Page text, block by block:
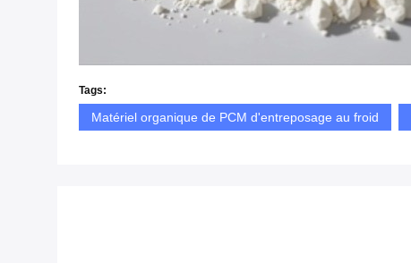
Tags:
Matériel organique de PCM d'entreposage au froid